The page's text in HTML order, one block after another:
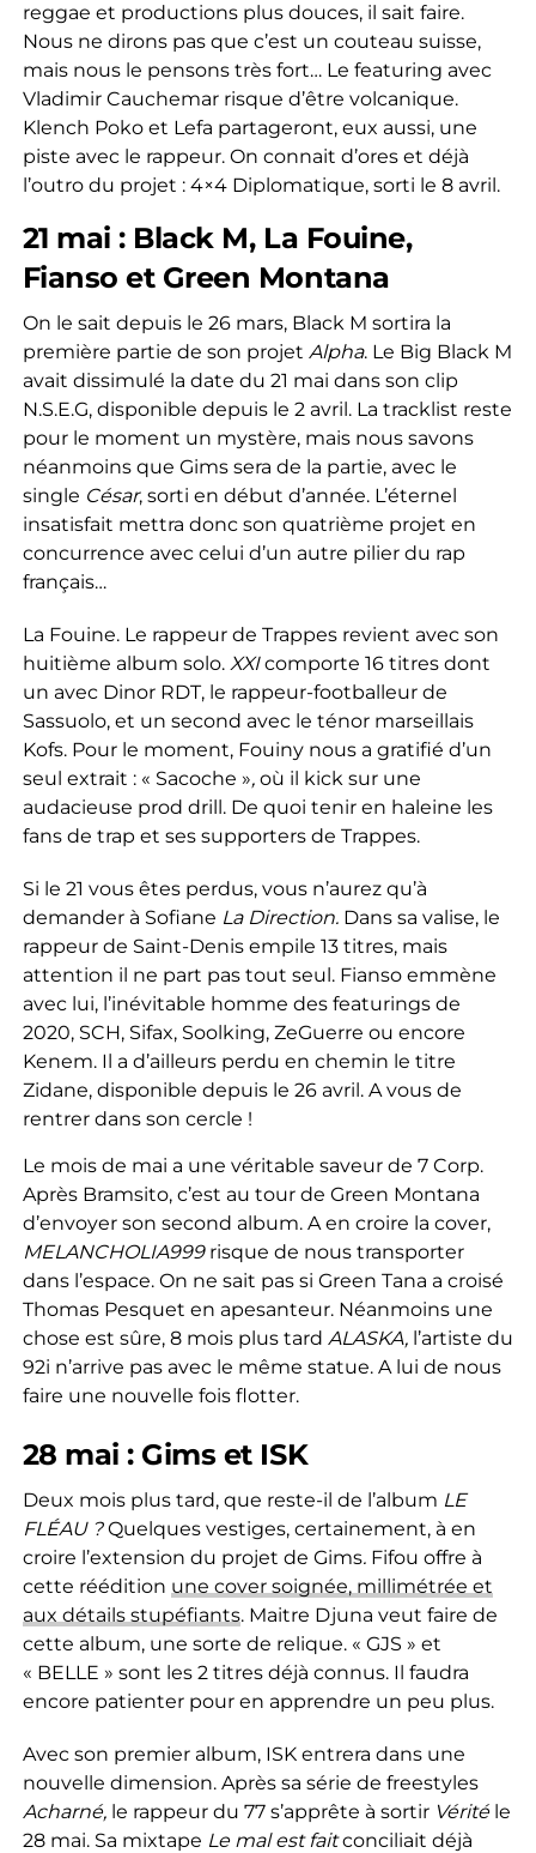
reggae et productions plus douces, il sait faire.
Nous ne dirons pas que c’est un couteau suisse,
mais nous le pensons très fort… Le featuring avec
Vladimir Cauchemar risque d’être volcanique.
Klench Poko et Lefa partageront, eux aussi, une
piste avec le rappeur. On connait d’ores et déjà
l’outro du projet : 4×4 Diplomatique, sorti le 8 avril.
21 mai : Black M, La Fouine,
Fianso et Green Montana
On le sait depuis le 26 mars, Black M sortira la
première partie de son projet Alpha. Le Big Black M
avait dissimulé la date du 21 mai dans son clip
N.S.E.G, disponible depuis le 2 avril. La tracklist reste
pour le moment un mystère, mais nous savons
néanmoins que Gims sera de la partie, avec le
single César, sorti en début d’année. L’éternel
insatisfait mettra donc son quatrième projet en
concurrence avec celui d’un autre pilier du rap
français…
La Fouine. Le rappeur de Trappes revient avec son
huitième album solo. XXIcomporte 16 titres dont
un avec Dinor RDT, le rappeur-footballeur de
Sassuolo, et un second avec le ténor marseillais
Kofs. Pour le moment, Fouiny nous a gratifié d’un
seul extrait : « Sacoche », où il kick sur une
audacieuse prod drill. De quoi tenir en haleine les
fans de trap et ses supporters de Trappes.
Si le 21 vous êtes perdus, vous n’aurez qu’à
demander à Sofiane La Direction. Dans sa valise, le
rappeur de Saint-Denis empile 13 titres, mais
attention il ne part pas tout seul. Fianso emmène
avec lui, l’inévitable homme des featurings de
2020, SCH, Sifax, Soolking, ZeGuerre ou encore
Kenem. Il a d’ailleurs perdu en chemin le titre
Zidane, disponible depuis le 26 avril. A vous de
rentrer dans son cercle !
Le mois de mai a une véritable saveur de 7 Corp.
Après Bramsito, c’est au tour de Green Montana
d’envoyer son second album. A en croire la cover,
MELANCHOLIA999 risque de nous transporter
dans l’espace. On ne sait pas si Green Tana a croisé
Thomas Pesquet en apesanteur. Néanmoins une
chose est sûre, 8 mois plus tard ALASKA, l’artiste du
92i n’arrive pas avec le même statue. A lui de nous
faire une nouvelle fois flotter.
28 mai : Gims et ISK
Deux mois plus tard, que reste-il de l’album LE
FLÉAU ?Quelques vestiges, certainement, à en
croire l’extension du projet de Gims. Fifou offre à
cette réédition une cover soignée, millimétrée et
aux détails stupéfiants. Maitre Djuna veut faire de
cette album, une sorte de relique. « GJS » et
« BELLE » sont les 2 titres déjà connus. Il faudra
encore patienter pour en apprendre un peu plus.
Avec son premier album, ISK entrera dans une
nouvelle dimension. Après sa série de freestyles
Acharné,le rappeur du 77 s’apprête à sortir Vérité le
28 mai. Sa mixtape Le mal est faitconciliait déjà